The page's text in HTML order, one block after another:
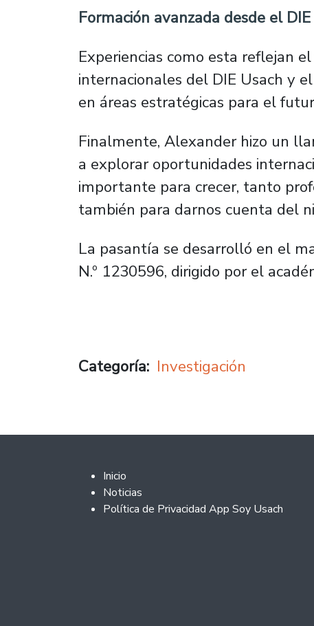
Formación avanzada desde el
Experiencias como esta reflejan
internacionales del DIE Usach y
en áreas estratégicas para el
Finalmente, Alexander hizo un
a explorar oportunidades
importante para crecer, tanto
también para darnos cuenta del
La pasantía se desarrolló en el
N.º 1230596, dirigido por el
Categoría Investigación
Footer 2
Inicio
Noticias
Política de Privacidad App Soy Usach